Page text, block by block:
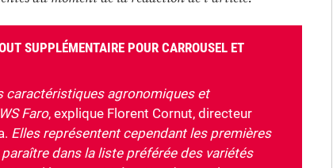
SUPPLÉMENTAIRE POUR CARROUSEL ET
caractéristiques agronomiques et
Faro, explique Florent Cornut, directeur
Elles représentent cependant les premières
dans la liste préférée des variétés